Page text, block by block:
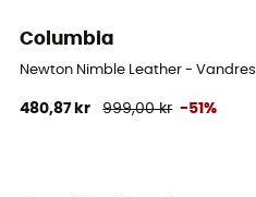
Columbia
Newton Nimble Leather -
480,87 kr 999,00 kr -51%